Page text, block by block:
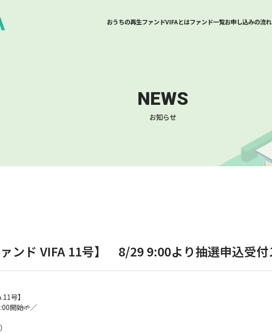
おうちの再生ファンドVIFAとはファンド一覧お申し込みの流れ
NEWS
お知らせ
ァンド VIFA 11号】 8/29 9:00より抽選申込受付
号】
開始🌱／